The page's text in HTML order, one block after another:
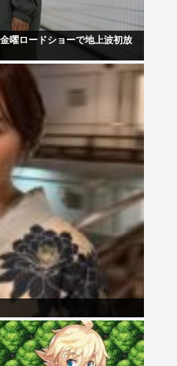
曜ロードショーで地上波初放